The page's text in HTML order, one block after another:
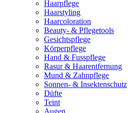
Haarpflege
Haarstyling
Haarcoloration
Beauty- & Pflegetools
Gesichtspflege
Körperpflege
Hand & Fusspflege
Rasur & Haarentfernung
Mund & Zahnpflege
Sonnen- & Insektenschutz
Düfte
Teint
Augen